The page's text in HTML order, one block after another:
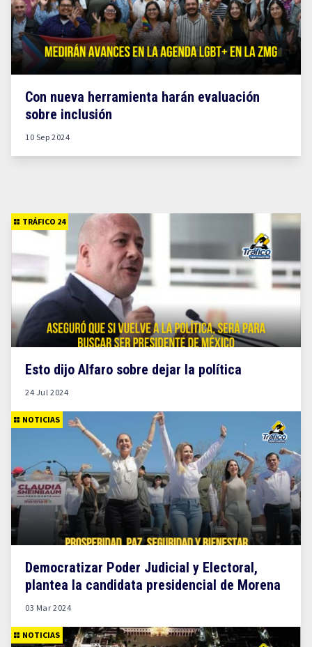
Con nueva herramienta harán evaluación
sobre inclusión
10 Sep 2024
TRÁFICO 24
Esto dijo Alfaro sobre dejar la política
24 Jul 2024
NOTICIAS
Democratizar Poder Judicial y Electoral,
plantea la candidata presidencial de Morena
03 Mar 2024
NOTICIAS